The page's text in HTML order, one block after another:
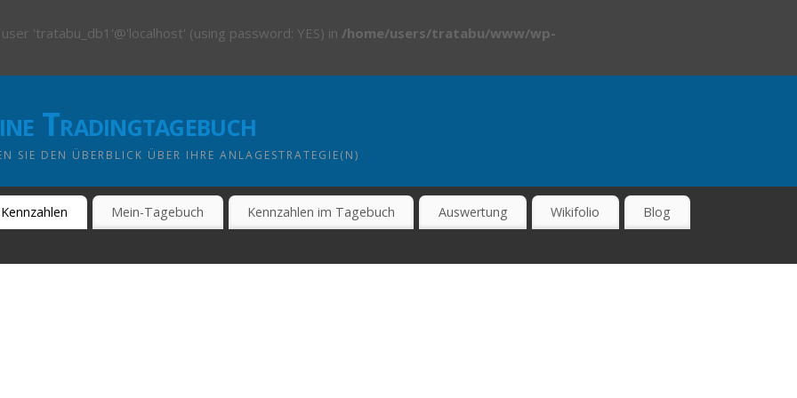
'tratabu_db1'@'localhost' (using password: YES) in /home/users/tratabu/www/wp-
Tradingtagebuch
SIE DEN ÜBERBLICK ÜBER IHRE ANLAGESTRATEGIE(N)
Kennzahlen Mein-Tagebuch Kennzahlen im Tagebuch Auswertung Wikifolio Blog